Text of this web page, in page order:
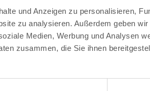
und Anzeigen zu personalisieren,
zu analysieren. Außerdem geben
Medien, Werbung und Analysen
zusammen, die Sie ihnen